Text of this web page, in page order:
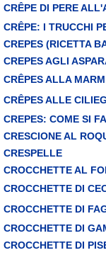
CRÊPE DI PERE
CRÊPE: I TRUCCHI
CREPES (RICETTA
CREPES AGLI
CRÊPES ALLA
CRÊPES ALLE
CREPES: COME SI
CRESCIONE AL
CRESPELLE
CROCCHETTE AL
CROCCHETTE DI
CROCCHETTE DI
CROCCHETTE DI
CROCCHETTE DI